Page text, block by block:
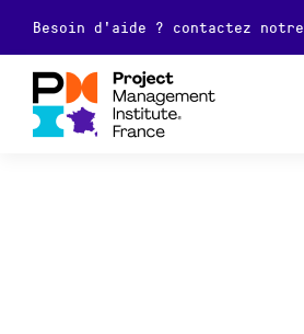
Besoin d'aide ? contactez notre